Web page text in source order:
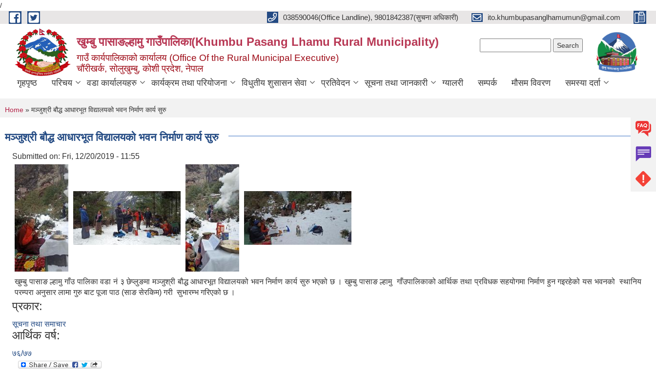
/
Skip to main content
038590046(Office Landline), 9801842387(सुचना अधिकारी) ito.khumbupasanglhamumun@gmail.com
खुम्बु पासाङल्हामु गाउँपालिका(Khumbu Pasang Lhamu Rural Municipality)
गाउँ कार्यपालिकाको कार्यालय (Office Of the Rural Municipal Executive)
चौंरीखर्क, सोलुखुम्बु, कोशी प्रदेश, नेपाल
गृहपृष्ठ परिचय वडा कार्यालयहरु कार्यक्रम तथा परियोजना विधुतीय शुसासन सेवा प्रतिवेदन सूचना तथा जानकारी ग्यालरी सम्पर्क मौसम विवरण समस्या दर्ता
You are here
Home » मञ्जुश्री बौद्ध आधारभूत विद्यालयको भवन निर्माण कार्य सुरु
मञ्जुश्री बौद्ध आधारभूत विद्यालयको भवन निर्माण कार्य सुरु
Submitted on: Fri, 12/20/2019 - 11:55
खुम्बु पासाङ ल्हामु गाँउ पालिका वडा नं ३ छेप्लुङमा मञ्जुश्री बौद्ध आधारभूत विद्यालयको भवन निर्माण कार्य सुरु भएको छ । खुम्बु पासाङ ल्हामु गाँउपालिकाको आर्थिक तथा प्रविधक सहयोगमा निर्माण हुन गइरहेको यस भवनको स्थानिय
परम्परा अनुसार लामा गुरु बाट पूजा पाठ (साङ सेरकिम) गरी सुभारम्भ गरिएको छ ।
प्रकार:
सूचना तथा समाचार
आर्थिक वर्ष:
७६/७७